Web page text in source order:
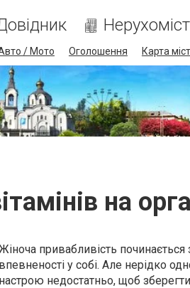
/ Мото Оголошення Карта
на
привабливість починається
впевненості у собі. Але нерідко
настрою недостатньо, щоб